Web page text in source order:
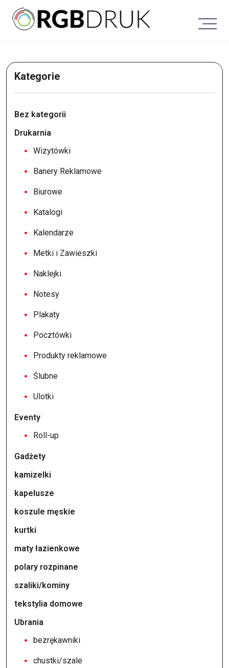
content
Kategorie
Bez kategorii
Drukarnia
Wizytówki
Banery Reklamowe
Biurowe
Katalogi
Kalendarze
Metki i Zawieszki
Naklejki
Notesy
Plakaty
Pocztówki
Produkty reklamowe
Ślubne
Ulotki
Eventy
Roll-up
Gadżety
kamizelki
kapelusze
koszule męskie
kurtki
maty łazienkowe
polary rozpinane
szaliki/kominy
tekstylia domowe
Ubrania
bezrękawniki
chustki/szale